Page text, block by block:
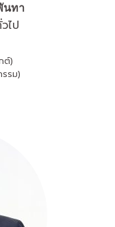
นทา
ไป
ต์)
รม)